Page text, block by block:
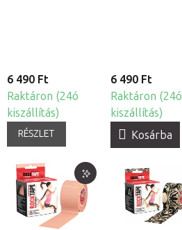
6 490 Ft
Raktáron (24ó
kiszállítás)
RÉSZLET
6 490 Ft
Raktáron (24ó
kiszállítás)
Kosárba